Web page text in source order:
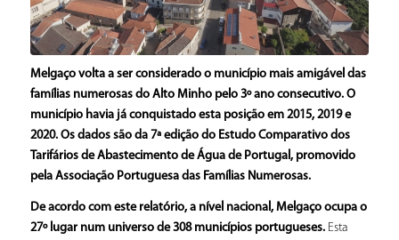
Melgaço volta a ser considerado o município mais amigável das
famílias numerosas do Alto Minho pelo 3º ano consecutivo. O
município havia já conquistado esta posição em 2015, 2019 e
2020. Os dados são da 7ª edição do Estudo Comparativo dos
Tarifários de Abastecimento de Água de Portugal, promovido
pela Associação Portuguesa das Famílias Numerosas.
De acordo com este relatório, a nível nacional, Melgaço ocupa o
27º lugar num universo de 308 municípios portugueses.Esta